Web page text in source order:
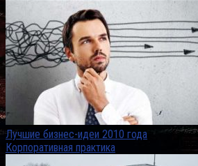
Лучшие бизнес-идеи 2010 года
Корпоративная практика